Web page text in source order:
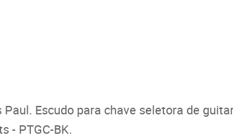
Escudo para chave seletora de
- PTGC-BK.